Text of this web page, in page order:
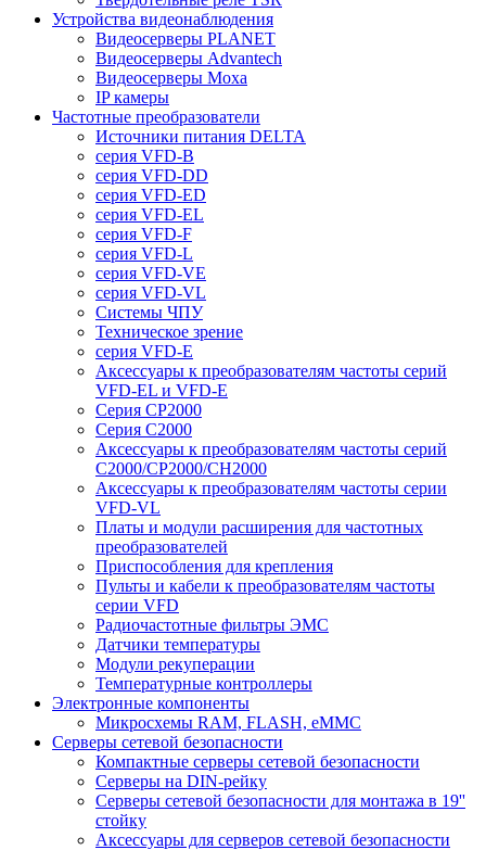
Устройства видеонаблюдения
Видеосерверы PLANET
Видеосерверы Advantech
Видеосерверы Moxa
IP камеры
Частотные преобразователи
Источники питания DELTA
серия VFD-B
серия VFD-DD
серия VFD-ED
серия VFD-EL
серия VFD-F
серия VFD-L
серия VFD-VE
серия VFD-VL
Системы ЧПУ
Техническое зрение
серия VFD-E
Аксессуары к преобразователям частоты серий
VFD-EL и VFD-E
Серия CP2000
Серия C2000
Аксессуары к преобразователям частоты серий
С2000/CP2000/CH2000
Аксессуары к преобразователям частоты серии
VFD-VL
Платы и модули расширения для частотных
преобразователей
Приспособления для крепления
Пульты и кабели к преобразователям частоты
серии VFD
Радиочастотные фильтры ЭМС
Датчики температуры
Модули рекуперации
Температурные контроллеры
Электронные компоненты
Микросхемы RAM, FLASH, eMMC
Серверы сетевой безопасности
Компактные серверы сетевой безопасности
Серверы на DIN-рейку
Серверы сетевой безопасности для монтажа в 19''
стойку
Аксессуары для серверов сетевой безопасности